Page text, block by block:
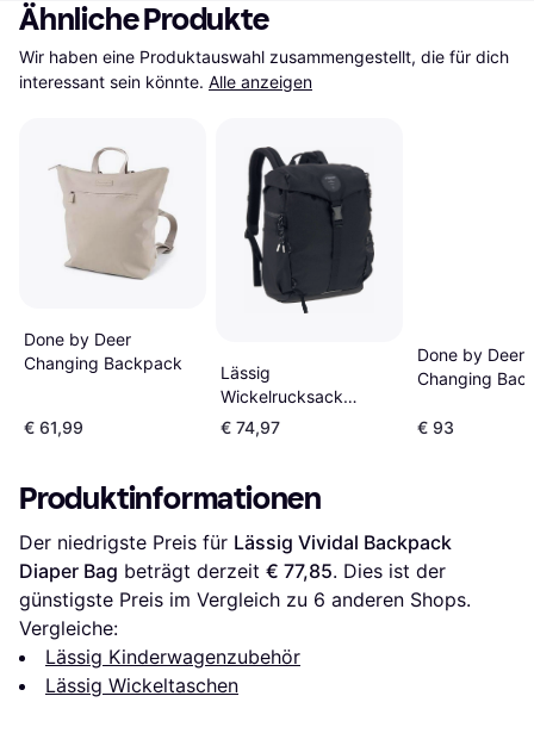
Ähnliche Produkte
Wir haben eine Produktauswahl zusammengestellt, die für dich
interessant sein könnte. Alle anzeigen
Done by Deer
Changing Backpack
€ 61,99
Lässig
Wickelrucksack
Outdoor
€ 74,97
Done by Deer
Changing
€ 93
Produktinformationen
Der niedrigste Preis für Lässig Vividal Backpack
Diaper Bag beträgt derzeit € 77,85. Dies ist der
günstigste Preis im Vergleich zu 6 anderen Shops.
Vergleiche:
Lässig Kinderwagenzubehör
Lässig Wickeltaschen